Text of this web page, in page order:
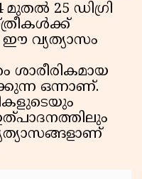
25 ഡിഗ്രി
ഈ വ്യത്യാസം
ശാരീരികമായ
ഒന്നാണ്.